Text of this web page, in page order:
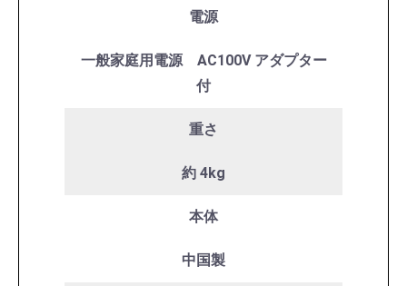
電源
一般家庭用電源 AC100V アダプター
付
重さ
約 4kg
本体
中国製